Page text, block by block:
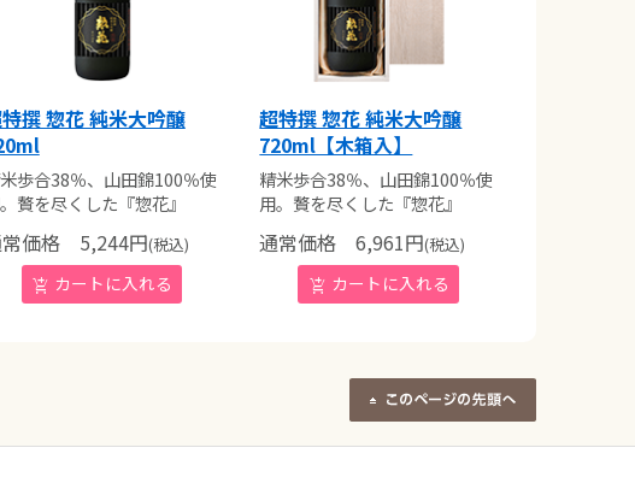
撰 惣花 純米大吟醸
歩合38％、山田錦100％使
贅を尽くした『惣花』
価格5,244円(税込)
超特撰 惣花 純米大吟醸
720ml【木箱入】
精米歩合38％、山田錦100％使
用。贅を尽くした『惣花』
通常価格 6,961円(税込)